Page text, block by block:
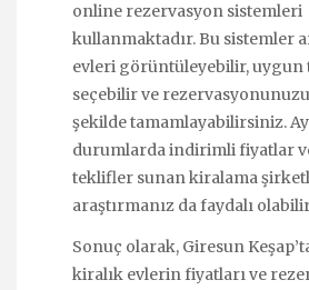
online rezervasyon sistemleri
kullanmaktadır. Bu sistemler
evleri görüntüleyebilir, uygun
seçebilir ve rezervasyonunuzu
şekilde tamamlayabilirsiniz.
durumlarda indirimli fiyatlar
teklifler sunan kiralama
araştırmanız da faydalı
Sonuç olarak, Giresun
kiralık evlerin fiyatları ve